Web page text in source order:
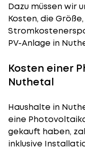
Dazu müssen wir
Kosten, die
PV-Anlage in
Kosten einer
Nuthetal
Haushalte in
eine
gekauft haben,
inklusive